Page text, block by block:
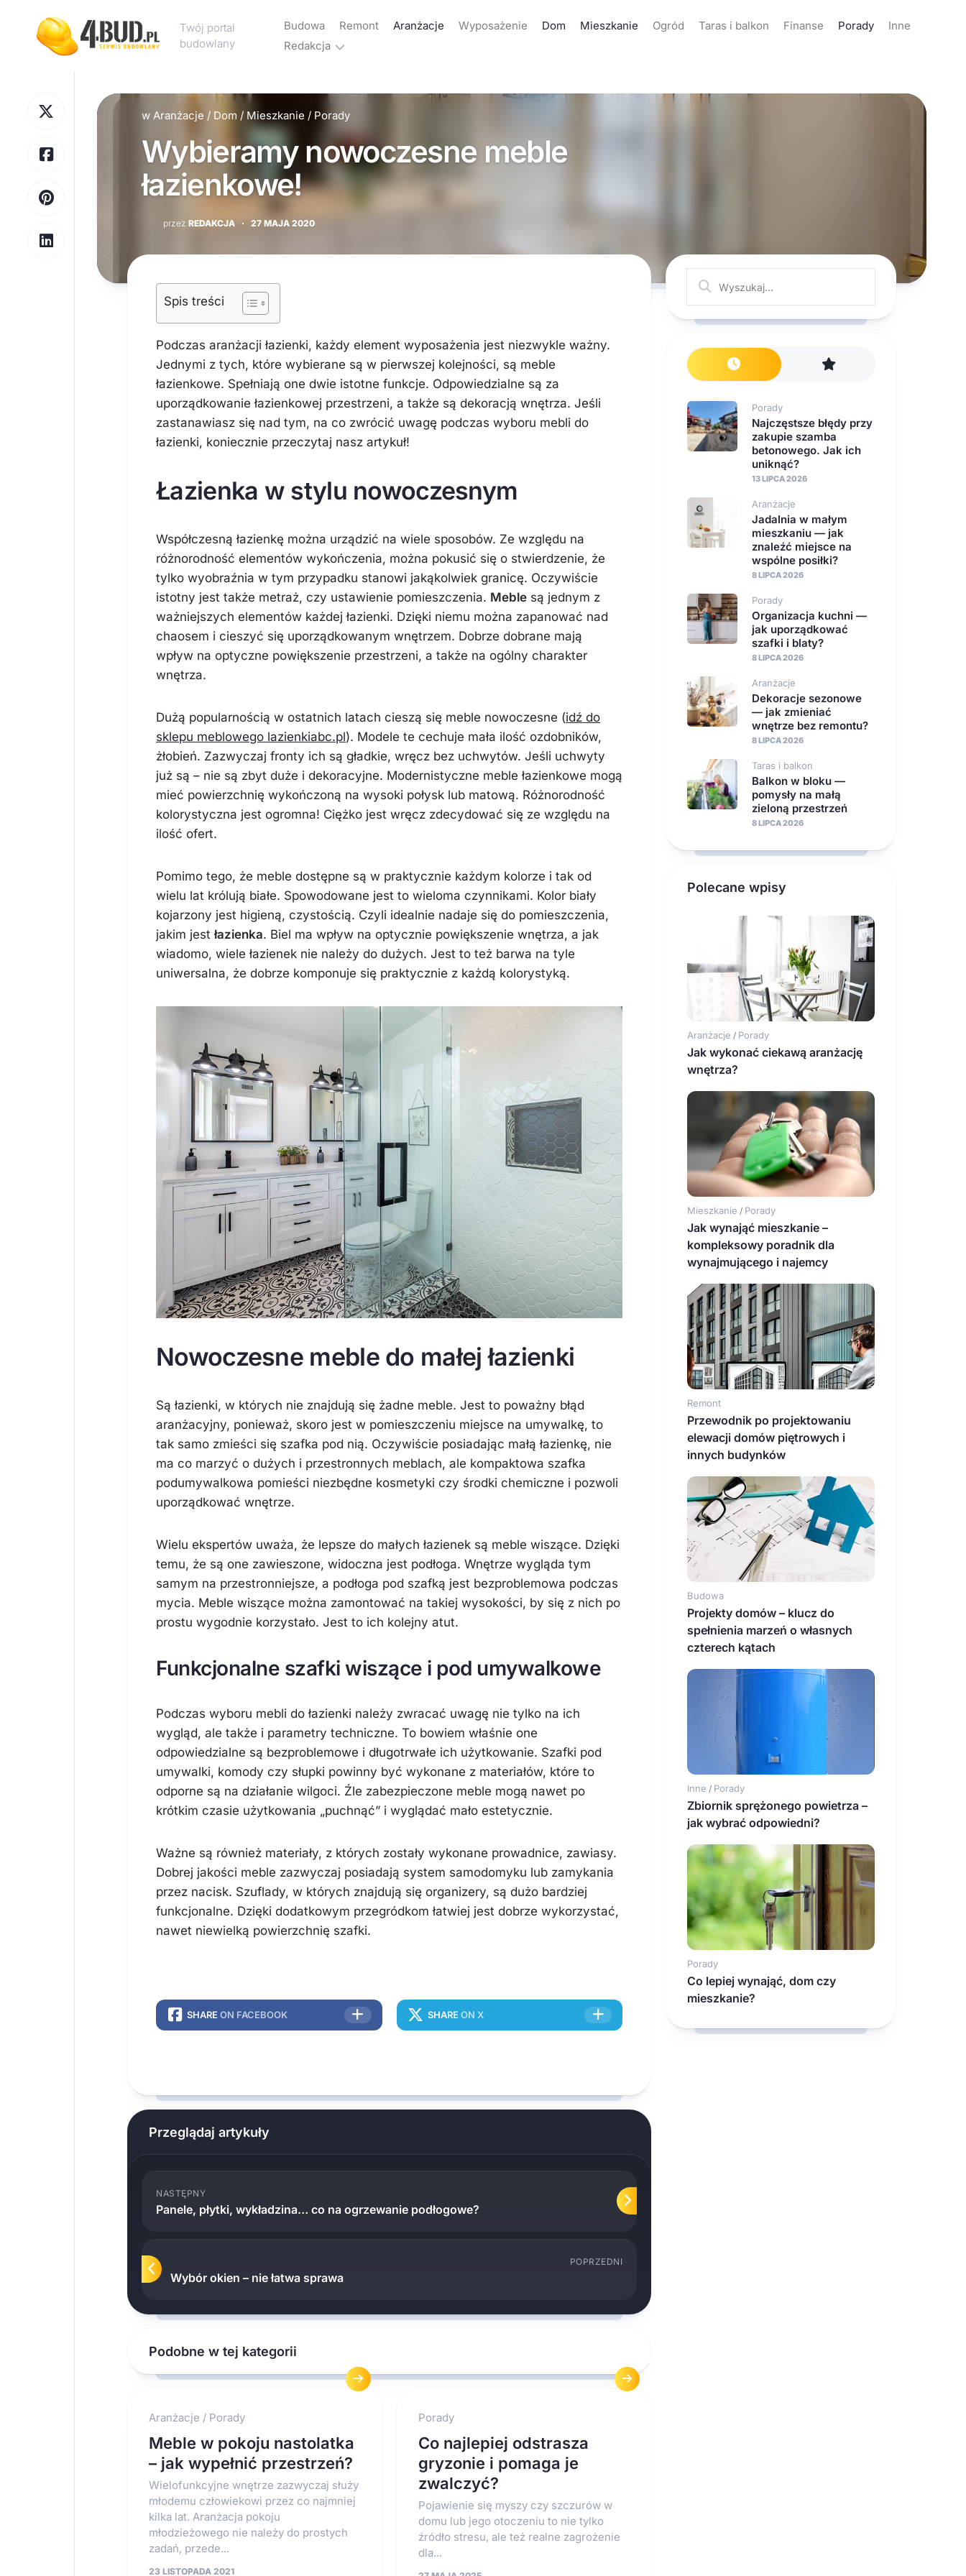
content
Twój portal
budowlany
Budowa Remont Aranżacje Wyposażenie Dom Mieszkanie Ogród Taras i balkon Finanse Porady
Inne
Redakcja
Reklama
Kontakt
Polityka
prywatności
w Aranżacje / Dom / Mieszkanie / Porady
Wybieramy nowoczesne meble
łazienkowe!
przez REDAKCJA · 27 MAJA 2020
Spis treści
Podczas aranżacji łazienki, każdy element wyposażenia jest niezwykle ważny.
Jednymi z tych, które wybierane są w pierwszej kolejności, są meble
łazienkowe. Spełniają one dwie istotne funkcje. Odpowiedzialne są za
uporządkowanie łazienkowej przestrzeni, a także są dekoracją wnętrza. Jeśli
zastanawiasz się nad tym, na co zwrócić uwagę podczas wyboru mebli do
łazienki, koniecznie przeczytaj nasz artykuł!
Łazienka w stylu nowoczesnym
Współczesną łazienkę można urządzić na wiele sposobów. Ze względu na
różnorodność elementów wykończenia, można pokusić się o stwierdzenie, że
tylko wyobraźnia w tym przypadku stanowi jakąkolwiek granicę. Oczywiście
istotny jest także metraż, czy ustawienie pomieszczenia. Meble są jednym z
ważniejszych elementów każdej łazienki. Dzięki niemu można zapanować nad
chaosem i cieszyć się uporządkowanym wnętrzem. Dobrze dobrane mają
wpływ na optyczne powiększenie przestrzeni, a także na ogólny charakter
wnętrza.
Dużą popularnością w ostatnich latach cieszą się meble nowoczesne (idź do
sklepu meblowego lazienkiabc.pl). Modele te cechuje mała ilość ozdobników,
żłobień. Zazwyczaj fronty ich są gładkie, wręcz bez uchwytów. Jeśli uchwyty
już są – nie są zbyt duże i dekoracyjne. Modernistyczne meble łazienkowe mogą
mieć powierzchnię wykończoną na wysoki połysk lub matową. Różnorodność
kolorystyczna jest ogromna! Ciężko jest wręcz zdecydować się ze względu na
ilość ofert.
Pomimo tego, że meble dostępne są w praktycznie każdym kolorze i tak od
wielu lat królują białe. Spowodowane jest to wieloma czynnikami. Kolor biały
kojarzony jest higieną, czystością. Czyli idealnie nadaje się do pomieszczenia,
jakim jestłazienka. Biel ma wpływ na optycznie powiększenie wnętrza, a jak
wiadomo, wiele łazienek nie należy do dużych. Jest to też barwa na tyle
uniwersalna, że dobrze komponuje się praktycznie z każdą kolorystyką.
Nowoczesne meble do małej łazienki
Są łazienki, w których nie znajdują się żadne meble. Jest to poważny błąd
aranżacyjny, ponieważ, skoro jest w pomieszczeniu miejsce na umywalkę, to
tak samo zmieści się szafka pod nią. Oczywiście posiadając małą łazienkę, nie
ma co marzyć o dużych i przestronnych meblach, ale kompaktowa szafka
podumywalkowa pomieści niezbędne kosmetyki czy środki chemiczne i pozwoli
uporządkować wnętrze.
Wielu ekspertów uważa, że lepsze do małych łazienek są meble wiszące. Dzięki
temu, że są one zawieszone, widoczna jest podłoga. Wnętrze wygląda tym
samym na przestronniejsze, a podłoga pod szafką jest bezproblemowa podczas
mycia. Meble wiszące można zamontować na takiej wysokości, by się z nich po
prostu wygodnie korzystało. Jest to ich kolejny atut.
Funkcjonalne szafki wiszące i pod umywalkowe
Podczas wyboru mebli do łazienki należy zwracać uwagę nie tylko na ich
wygląd, ale także i parametry techniczne. To bowiem właśnie one
odpowiedzialne są bezproblemowe i długotrwałe ich użytkowanie. Szafki pod
umywalki, komody czy słupki powinny być wykonane z materiałów, które to
odporne są na działanie wilgoci. Źle zabezpieczone meble mogą nawet po
krótkim czasie użytkowania „puchnąć” i wyglądać mało estetycznie.
Ważne są również materiały, z których zostały wykonane prowadnice, zawiasy.
Dobrej jakości meble zazwyczaj posiadają system samodomyku lub zamykania
przez nacisk. Szuflady, w których znajdują się organizery, są dużo bardziej
funkcjonalne. Dzięki dodatkowym przegródkom łatwiej jest dobrze wykorzystać,
nawet niewielką powierzchnię szafki.
SHARE ON FACEBOOK SHARE ON X
Przeglądaj artykuły
NASTĘPNY
Panele, płytki, wykładzina… co na ogrzewanie podłogowe?
POPRZEDNI
Wybór okien – nie łatwa sprawa
Podobne w tej kategorii
Aranżacje / Porady
Meble w pokoju nastolatka
– jak wypełnić przestrzeń?
Wielofunkcyjne wnętrze zazwyczaj służy
młodemu człowiekowi przez co najmniej
kilka lat. Aranżacja pokoju
młodzieżowego nie należy do prostych
zadań, przede...
23 LISTOPADA 2021
Porady
Co najlepiej odstrasza
gryzonie i pomaga je
zwalczyć?
Pojawienie się myszy czy szczurów w
domu lub jego otoczeniu to nie tylko
źródło stresu, ale też realne zagrożenie
dla...
Porady
Najczęstsze błędy przy
zakupie szamba
betonowego. Jak ich
uniknąć?
13 LIPCA 2026
Aranżacje
Jadalnia w małym
mieszkaniu — jak
znaleźć miejsce na
wspólne posiłki?
8 LIPCA 2026
Porady
Organizacja kuchni —
jak uporządkować
szafki i blaty?
8 LIPCA 2026
Aranżacje
Dekoracje sezonowe
— jak zmieniać
wnętrze bez remontu?
8 LIPCA 2026
Taras i balkon
Balkon w bloku —
pomysły na małą
zieloną przestrzeń
8 LIPCA 2026
Polecane wpisy
Aranżacje / Porady
Jak wykonać ciekawą aranżację
wnętrza?
Mieszkanie / Porady
Jak wynająć mieszkanie –
kompleksowy poradnik dla
wynajmującego i najemcy
Remont
Przewodnik po projektowaniu
elewacji domów piętrowych i
innych budynków
Budowa
Projekty domów – klucz do
spełnienia marzeń o własnych
czterech kątach
Inne / Porady
Zbiornik sprężonego powietrza –
jak wybrać odpowiedni?
Porady
Co lepiej wynająć, dom czy
mieszkanie?